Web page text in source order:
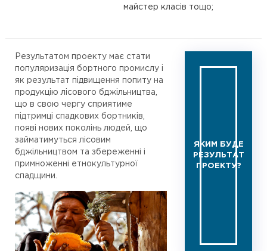
майстер класів тощо;
ЯКИМ БУДЕ
РЕЗУЛЬТАТ
ПРОЕКТУ?
Результатом проекту має стати
популяризація бортного промислу і
як результат підвищення попиту на
продукцію лісового бджільництва,
що в свою чергу сприятиме
підтримці спадкових бортників,
появі нових поколінь людей, що
займатимуться лісовим
бджільництвом та збереженні і
примноженні етнокультурної
спадщини.